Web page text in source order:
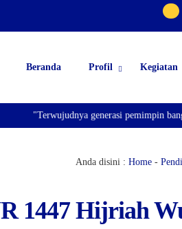
Beranda Profil Kegiatan
"Terwujudnya generasi pemimpin
Anda disini : Home-
1447 Hijriah